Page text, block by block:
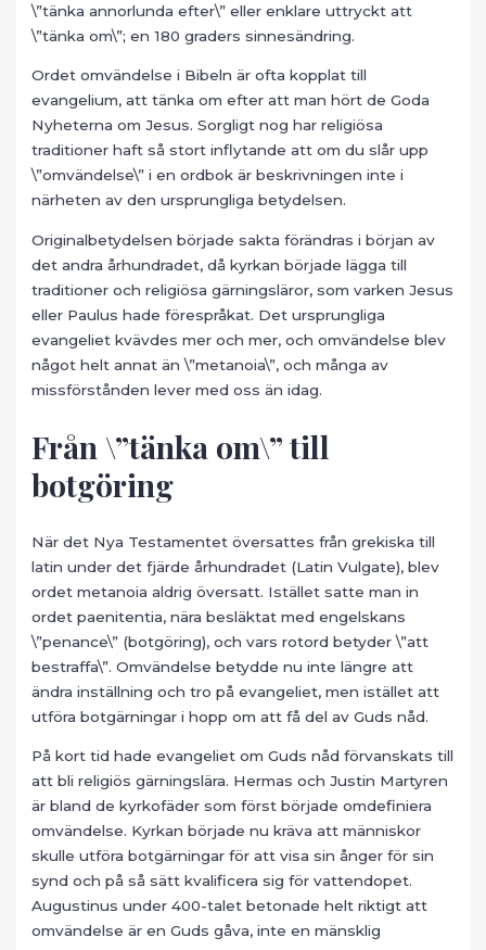
\”tänka annorlunda efter\” eller enklare uttryckt att
\”tänka om\”; en 180 graders sinnesändring.
Ordet omvändelse i Bibeln är ofta kopplat till
evangelium, att tänka om efter att man hört de Goda
Nyheterna om Jesus. Sorgligt nog har religiösa
traditioner haft så stort inflytande att om du slår upp
\”omvändelse\” i en ordbok är beskrivningen inte i
närheten av den ursprungliga betydelsen.
Originalbetydelsen började sakta förändras i början av
det andra århundradet, då kyrkan började lägga till
traditioner och religiösa gärningsläror, som varken Jesus
eller Paulus hade förespråkat. Det ursprungliga
evangeliet kvävdes mer och mer, och omvändelse blev
något helt annat än \”metanoia\”, och många av
missförstånden lever med oss än idag.
Från \”tänka om\” till
botgöring
När det Nya Testamentet översattes från grekiska till
latin under det fjärde århundradet (Latin Vulgate), blev
ordet metanoia aldrig översatt. Istället satte man in
ordet paenitentia, nära besläktat med engelskans
\”penance\” (botgöring), och vars rotord betyder \”att
bestraffa\”. Omvändelse betydde nu inte längre att
ändra inställning och tro på evangeliet, men istället att
utföra botgärningar i hopp om att få del av Guds nåd.
På kort tid hade evangeliet om Guds nåd förvanskats till
att bli religiös gärningslära. Hermas och Justin Martyren
är bland de kyrkofäder som först började omdefiniera
omvändelse. Kyrkan började nu kräva att människor
skulle utföra botgärningar för att visa sin ånger för sin
synd och på så sätt kvalificera sig för vattendopet.
Augustinus under 400-talet betonade helt riktigt att
omvändelse är en Guds gåva, inte en mänsklig